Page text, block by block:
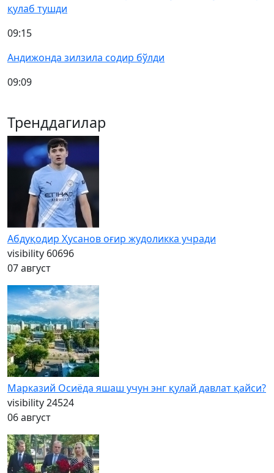
қулаб тушди
09:15
Андижонда зилзила содир бўлди
09:09
Тренддагилар
Абдуқодир Ҳусанов оғир жудоликка учради
visibility 60696
07 август
Марказий Осиёда яшаш учун энг қулай давлат қайси?
visibility24524
06 август